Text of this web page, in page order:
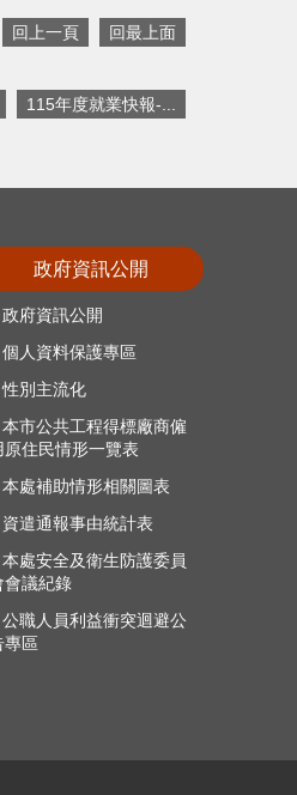
回上一頁 回最上面
115年度就業快報-...
政府資訊公開
政府資訊公開
個人資料保護專區
性別主流化
本市公共工程得標廠商僱
原住民情形一覽表
本處補助情形相關圖表
資遣通報事由統計表
本處安全及衛生防護委員
會議紀錄
公職人員利益衝突迴避公
專區